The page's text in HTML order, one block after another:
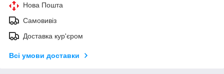
Нова Пошта
Самовивіз
Доставка кур'єром
Всі умови доставки